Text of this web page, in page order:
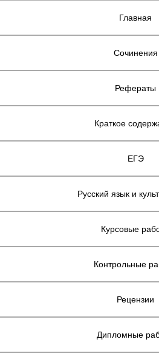
Главная
Сочинения
Рефераты
Краткое
ЕГЭ
Русский язык и
Курсовые
Контрольные
Рецензии
Дипломные